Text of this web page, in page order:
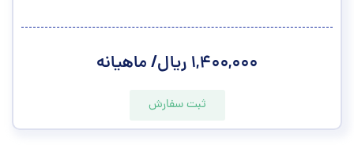
۱,۴۰۰,۰۰۰ ریال/ ماهیانه
ثبت سفارش